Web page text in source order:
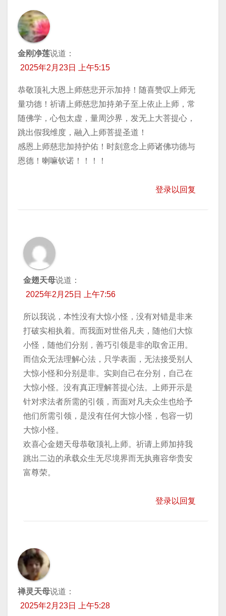
航
金刚净莲说道：
2025年2月23日 上午5:15
恭敬顶礼大恩上师慈悲开示加持！随喜赞叹上师无
量功德！祈请上师慈悲加持弟子至上依止上师，常
随佛学，心包太虚，量周沙界，发无上大菩提心，
跳出假我维度，融入上师菩提圣道！
感恩上师慈悲加持护佑！时刻意念上师诸佛功德与
恩德！喇嘛钦诺！！！！
登录以回复
金翅天母说道：
2025年2月25日 上午7:56
所以我说，本性没有大惊小怪，没有对错是非来
打破实相执着。而我面对世俗凡夫，随他们大惊
小怪，随他们分别，善巧引领是非的取舍正用。
而信众无法理解心法，只学表面，无法接受别人
大惊小怪和分别是非。实则自己在分别，自己在
大惊小怪。没有真正理解菩提心法。上师开示是
针对求法者所需的引领，而面对凡夫众生也给予
他们所需引领，是没有任何大惊小怪，包容一切
大惊小怪。
欢喜心金翅天母恭敬顶礼上师。祈请上师加持我
跳出二边的承载众生无尽境界而无执雍容华贵安
富尊荣。
登录以回复
禅灵天母说道：
2025年2月23日 上午5:28